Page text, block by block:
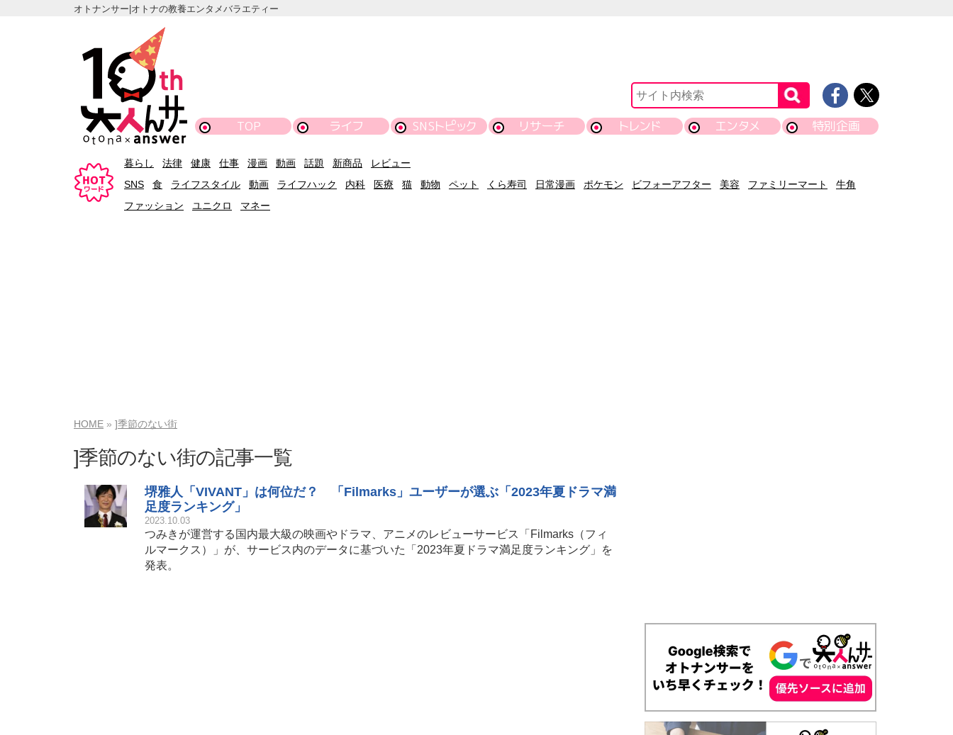
オトナンサー|オトナの教養エンタメバラエティー
TOP ライフ SNSトピック リサーチ トレンド エンタメ 特別企画
暮らし 法律 健康 仕事 漫画 動画 話題 新商品
レビュー
SNS
食 ライフスタイル 動画 ライフハック 内科 医療 猫 動物 ペット くら寿司 日常漫画 ポケモン ビフォーアフター 美容 ファミリーマート
牛角
ファッション
ユニクロ マネー
HOME ]季節のない街
]季節のない街の記事一覧
堺雅人「VIVANT」は何位だ？ 「Filmarks」ユーザーが選ぶ「2023年夏ドラマ満
足度ランキング」
2023.10.03
つみきが運営する国内最大級の映画やドラマ、アニメのレビューサービス「Filmarks（フィ
ルマークス）」が、サービス内のデータに基づいた「2023年夏ドラマ満足度ランキング」を
発表。